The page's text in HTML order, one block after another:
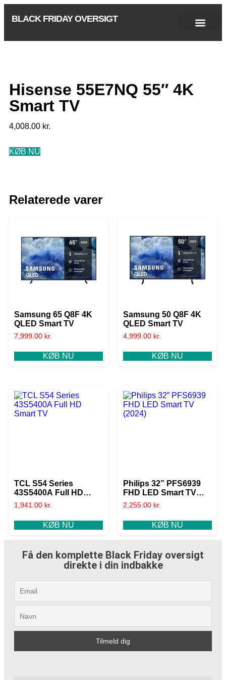
BLACK FRIDAY OVERSIGT
Hisense 55E7NQ 55″ 4K
Smart TV
4,008.00 kr.
KØB NU
Relaterede varer
Samsung 65 Q8F 4K
QLED Smart TV
7,999.00 kr.
KØB NU
Samsung 50 Q8F 4K
QLED Smart TV
4,999.00 kr.
KØB NU
TCL S54 Series
43S5400A Full HD
Smart TV
1,941.00 kr.
KØB NU
Philips 32” PFS6939
FHD LED Smart TV
(2024)
2,255.00 kr.
KØB NU
Få den komplette Black Friday oversigt
direkte i din indbakke